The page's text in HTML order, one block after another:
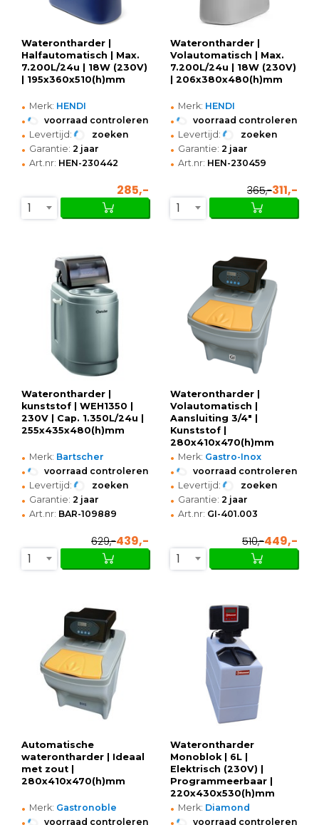
Waterontharder |
Halfautomatisch | Max.
7.200L/24u | 18W (230V)
| 195x360x510(h)mm
• Merk: HENDI
• voorraad controleren
• Levertijd: zoeken
• Garantie: 2 jaar
• Art.nr: HEN-230442
285,-
1
Waterontharder |
Volautomatisch | Max.
7.200L/24u | 18W (230V)
| 206x380x480(h)mm
• Merk: HENDI
• voorraad controleren
• Levertijd: zoeken
• Garantie: 2 jaar
• Art.nr: HEN-230459
365,-311,-
1
Waterontharder |
kunststof | WEH1350 |
230V | Cap. 1.350L/24u |
255x435x480(h)mm
• Merk: Bartscher
• voorraad controleren
• Levertijd: zoeken
• Garantie: 2 jaar
• Art.nr: BAR-109889
629,-439,-
1
Waterontharder |
Volautomatisch |
Aansluiting 3/4" |
Kunststof |
280x410x470(h)mm
• Merk: Gastro-Inox
• voorraad controleren
• Levertijd: zoeken
• Garantie: 2 jaar
• Art.nr: GI-401.003
510,-449,-
1
Automatische
waterontharder | Ideaal
met zout |
280x410x470(h)mm
• Merk: Gastronoble
voorraad controleren
Waterontharder
Monoblok | 6L |
Elektrisch (230V) |
Programmeerbaar |
220x430x530(h)mm
• Merk: Diamond
voorraad controleren